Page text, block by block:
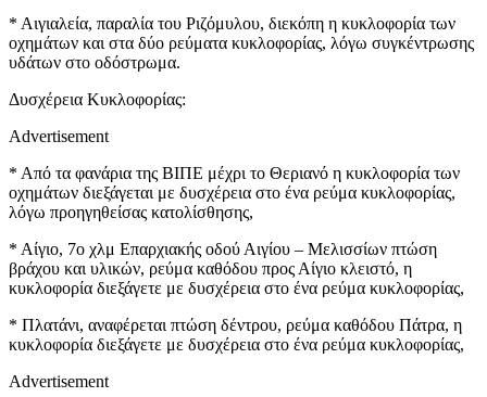
* Αιγιαλεία, παραλία του Ριζόμυλου, διεκόπη η κυκλοφορία των
οχημάτων και στα δύο ρεύματα κυκλοφορίας, λόγω συγκέντρωσης
υδάτων στο οδόστρωμα.
Δυσχέρεια Κυκλοφορίας:
Advertisement
* Από τα φανάρια της ΒΙΠΕ μέχρι το Θεριανό η κυκλοφορία των
οχημάτων διεξάγεται με δυσχέρεια στο ένα ρεύμα κυκλοφορίας,
λόγω προηγηθείσας κατολίσθησης,
* Αίγιο, 7ο χλμ Επαρχιακής οδού Αιγίου – Μελισσίων πτώση
βράχου και υλικών, ρεύμα καθόδου προς Αίγιο κλειστό, η
κυκλοφορία διεξάγετε με δυσχέρεια στο ένα ρεύμα κυκλοφορίας,
* Πλατάνι, αναφέρεται πτώση δέντρου, ρεύμα καθόδου Πάτρα, η
κυκλοφορία διεξάγετε με δυσχέρεια στο ένα ρεύμα κυκλοφορίας,
Advertisement